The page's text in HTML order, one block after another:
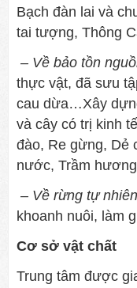
Bạch đàn lai và
tai tượng, Thông
– Về bảo tồn
thực vật, đã sưu
cau dừa…Xây
và cây có trị kinh
đào, Re gừng, Dẻ
nước, Trầm
– Về rừng tự
khoanh nuôi, làm
Cơ sở vật chất
Trung tâm được